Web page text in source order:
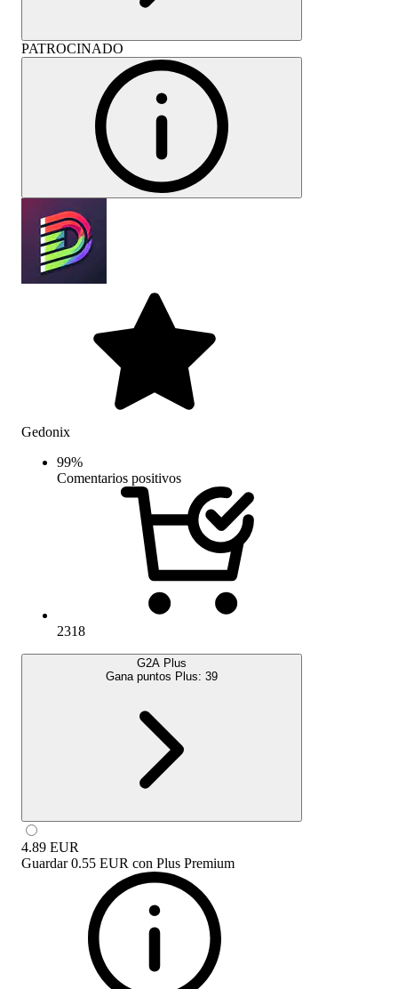
PATROCINADO
Gedonix
99%
Comentarios positivos
2318
G2A Plus
Gana puntos Plus: 39
4.89 EUR
Guardar 0.55 EUR con Plus Premium